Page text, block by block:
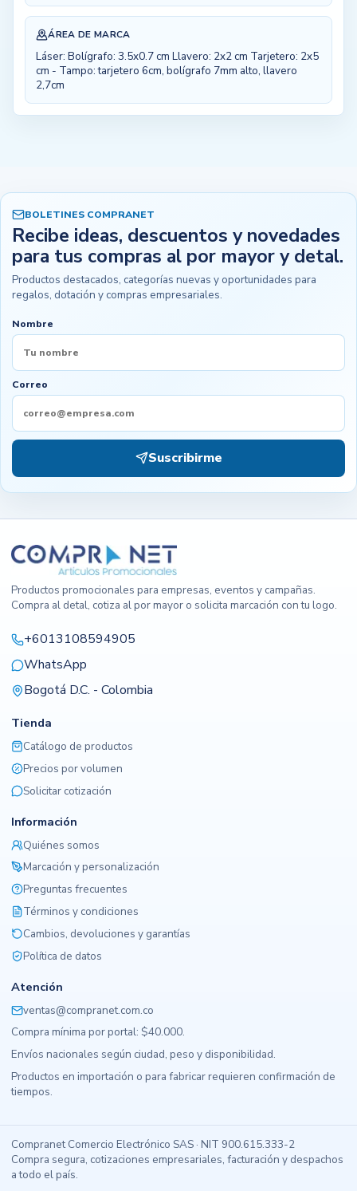
ÁREA DE MARCA
Láser: Bolígrafo: 3.5x0.7 cm Llavero: 2x2 cm Tarjetero: 2x5
cm - Tampo: tarjetero 6cm, bolígrafo 7mm alto, llavero
2,7cm
BOLETINES COMPRANET
Recibe ideas, descuentos y novedades
para tus compras al por mayor y detal.
Productos destacados, categorías nuevas y oportunidades para
regalos, dotación y compras empresariales.
Nombre
Correo
Suscribirme
Productos promocionales para empresas, eventos y campañas.
Compra al detal, cotiza al por mayor o solicita marcación con tu logo.
+6013108594905
WhatsApp
Bogotá D.C. - Colombia
Tienda
Catálogo de productos
Precios por volumen
Solicitar cotización
Información
Quiénes somos
Marcación y personalización
Preguntas frecuentes
Términos y condiciones
Cambios, devoluciones y garantías
Política de datos
Atención
ventas@compranet.com.co
Compra mínima por portal: $40.000.
Envíos nacionales según ciudad, peso y disponibilidad.
Productos en importación o para fabricar requieren confirmación de
tiempos.
Compranet Comercio Electrónico SAS · NIT 900.615.333-2
Compra segura, cotizaciones empresariales, facturación y despachos
a todo el país.